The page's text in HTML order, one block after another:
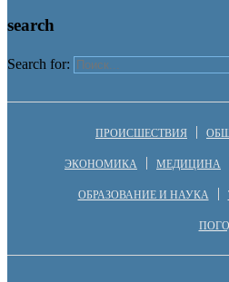
search
Search for:
ПРОИСШЕСТВИЯ
ЭКОНОМИКА МЕДИЦИНА
ОБРАЗОВАНИЕ И НАУКА